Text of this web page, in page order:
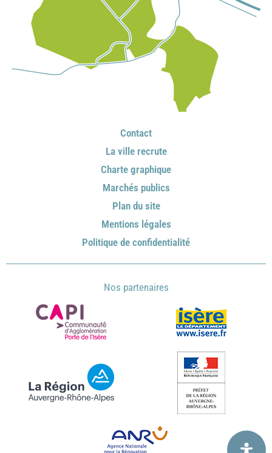
Contact
La ville recrute
Charte graphique
Marchés publics
Plan du site
Mentions légales
Politique de confidentialité
Nos partenaires